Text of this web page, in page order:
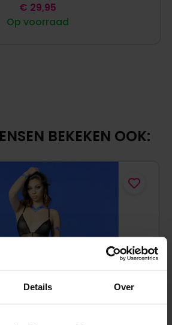
Details Over
Op voorraad
€ 29,95
BEKEKEN OOK: